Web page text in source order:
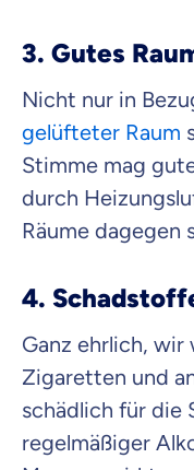
3. Gutes
Nicht nur in
gelüfteter Raum
Stimme mag
durch
Räume dagegen
4.
Ganz ehrlich, wir
Zigaretten und
schädlich für die
regelmäßiger